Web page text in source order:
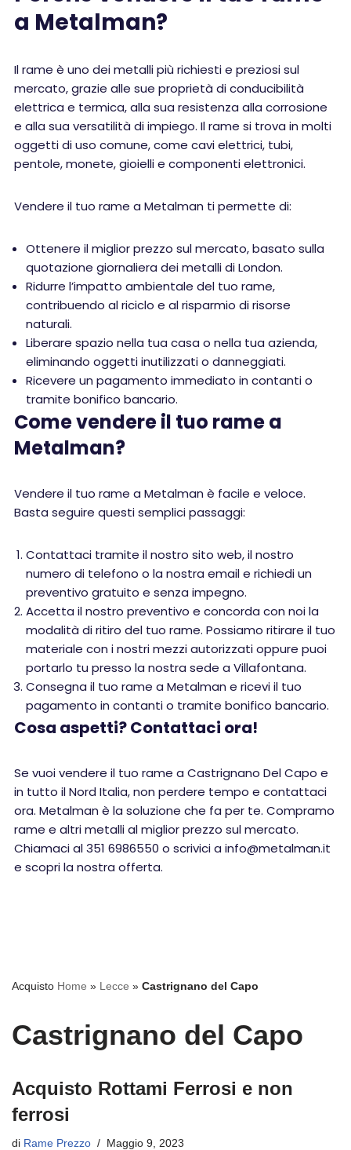
a Metalman?
Il rame è uno dei metalli più richiesti e preziosi sul
mercato, grazie alle sue proprietà di conducibilità
elettrica e termica, alla sua resistenza alla corrosione
e alla sua versatilità di impiego. Il rame si trova in molti
oggetti di uso comune, come cavi elettrici, tubi,
pentole, monete, gioielli e componenti elettronici.
Vendere il tuo rame a Metalman ti permette di:
Ottenere il miglior prezzo sul mercato, basato sulla
quotazione giornaliera dei metalli di London.
Ridurre l’impatto ambientale del tuo rame,
contribuendo al riciclo e al risparmio di risorse
naturali.
Liberare spazio nella tua casa o nella tua azienda,
eliminando oggetti inutilizzati o danneggiati.
Ricevere un pagamento immediato in contanti o
tramite bonifico bancario.
Come vendere il tuo rame a
Metalman?
Vendere il tuo rame a Metalman è facile e veloce.
Basta seguire questi semplici passaggi:
Contattaci tramite il nostro sito web, il nostro
numero di telefono o la nostra email e richiedi un
preventivo gratuito e senza impegno.
Accetta il nostro preventivo e concorda con noi la
modalità di ritiro del tuo rame. Possiamo ritirare il tuo
materiale con i nostri mezzi autorizzati oppure puoi
portarlo tu presso la nostra sede a Villafontana.
Consegna il tuo rame a Metalman e ricevi il tuo
pagamento in contanti o tramite bonifico bancario.
Cosa aspetti? Contattaci ora!
Se vuoi vendere il tuo rame a Castrignano Del Capo e
in tutto il Nord Italia, non perdere tempo e contattaci
ora. Metalman è la soluzione che fa per te. Compramo
rame e altri metalli al miglior prezzo sul mercato.
Chiamaci al 351 6986550 o scrivici a info@metalman.it
e scopri la nostra offerta.
Acquisto Home » Lecce » Castrignano del Capo
Castrignano del Capo
Acquisto Rottami Ferrosi e non
ferrosi
di Rame Prezzo Maggio 9, 2023